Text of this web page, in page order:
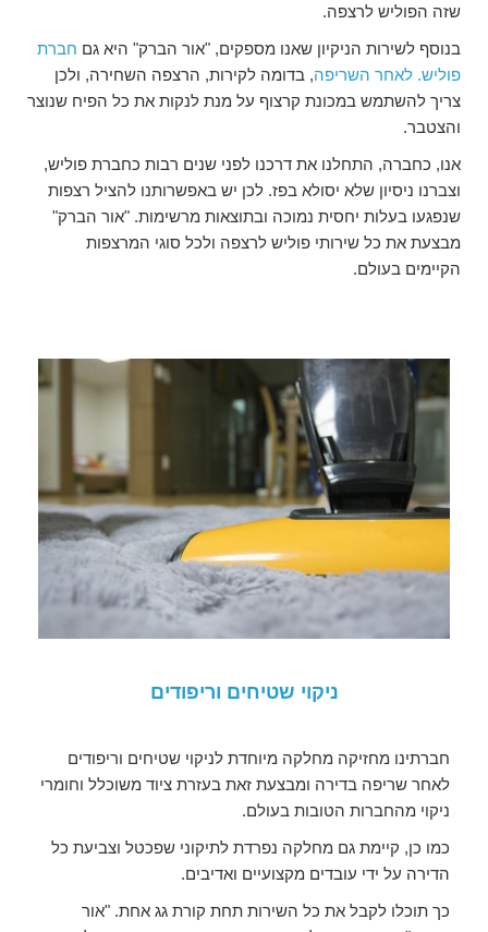
שזה הפוליש לרצפה.
בנוסף לשירות הניקיון שאנו מספקים, "אור הברק" היא גם חברת
פוליש. לאחר השריפה, בדומה לקירות, הרצפה השחירה, ולכן
צריך להשתמש במכונת קרצוף על מנת לנקות את כל הפיח שנוצר
והצטבר.
אנו, כחברה, התחלנו את דרכנו לפני שנים רבות כחברת פוליש,
וצברנו ניסיון שלא יסולא בפז. לכן יש באפשרותנו להציל רצפות
שנפגעו בעלות יחסית נמוכה ובתוצאות מרשימות. "אור הברק"
מבצעת את כל שירותי פוליש לרצפה ולכל סוגי המרצפות
הקיימים בעולם.
ניקוי שטיחים וריפודים
חברתינו מחזיקה מחלקה מיוחדת לניקוי שטיחים וריפודים
לאחר שריפה בדירה ומבצעת זאת בעזרת ציוד משוכלל וחומרי
ניקוי מהחברות הטובות בעולם.
כמו כן, קיימת גם מחלקה נפרדת לתיקוני שפכטל וצביעת כל
הדירה על ידי עובדים מקצועיים ואדיבים.
כך תוכלו לקבל את כל השירות תחת קורת גג אחת. "אור